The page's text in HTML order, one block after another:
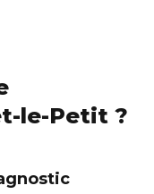
le-Petit ?